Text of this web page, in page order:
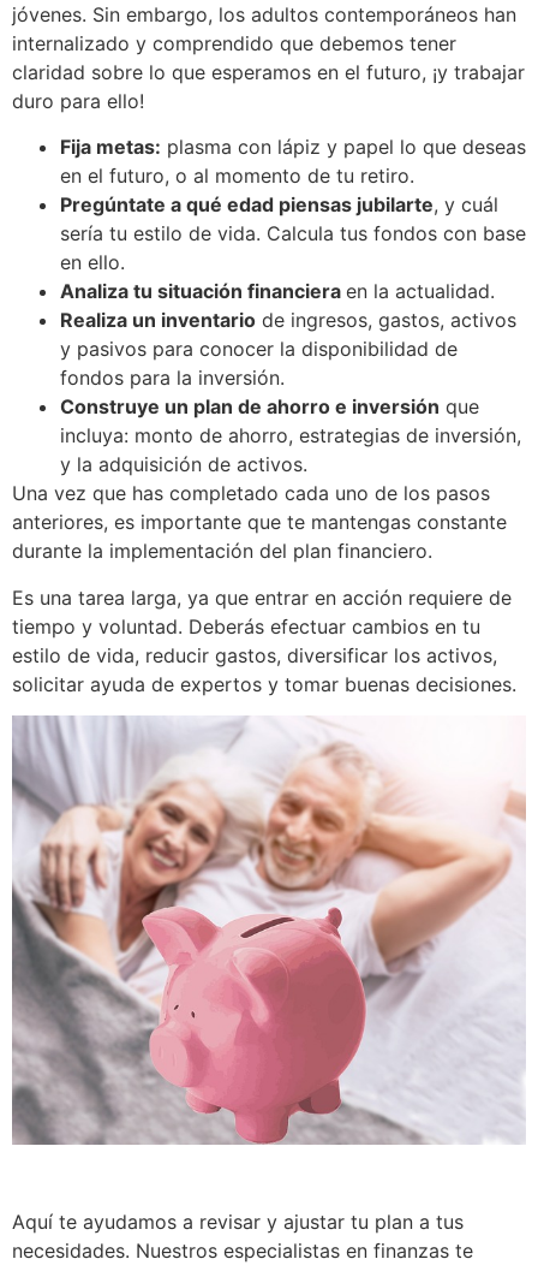
jóvenes. Sin embargo, los adultos contemporáneos han
internalizado y comprendido que debemos tener
claridad sobre lo que esperamos en el futuro, ¡y trabajar
duro para ello!
Fija metas: plasma con lápiz y papel lo que deseas
en el futuro, o al momento de tu retiro.
Pregúntate a qué edad piensas jubilarte, y cuál
sería tu estilo de vida. Calcula tus fondos con base
en ello.
Analiza tu situación financiera en la actualidad.
Realiza un inventario de ingresos, gastos, activos
y pasivos para conocer la disponibilidad de
fondos para la inversión.
Construye un plan de ahorro e inversión que
incluya: monto de ahorro, estrategias de inversión,
y la adquisición de activos.
Una vez que has completado cada uno de los pasos
anteriores, es importante que te mantengas constante
durante la implementación del plan financiero.
Es una tarea larga, ya que entrar en acción requiere de
tiempo y voluntad. Deberás efectuar cambios en tu
estilo de vida, reducir gastos, diversificar los activos,
solicitar ayuda de expertos y tomar buenas decisiones.
Aquí te ayudamos a revisar y ajustar tu plan a tus
necesidades. Nuestros especialistas en finanzas te